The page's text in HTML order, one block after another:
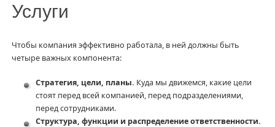
Услуги
Чтобы компания эффективно работала, в ней должны быть
четыре важных компонента:
Стратегия, цели, планы. Куда мы движемся, какие цели
стоят перед всей компанией, перед подразделениями,
перед сотрудниками.
Структура, функции и распределение ответственности.